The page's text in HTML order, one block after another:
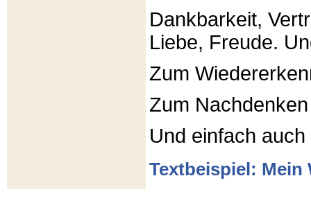
Dankbarkeit,
Liebe, Freude.
Zum
Zum Nachdenken
Und einfach
Textbeispiel: Mein